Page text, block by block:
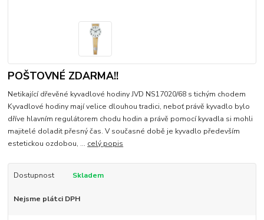
POŠTOVNÉ ZDARMA!!
Netikající dřevěné kyvadlové hodiny JVD NS17020/68 s tichým chodem
Kyvadlové hodiny mají velice dlouhou tradici, neboť právě kyvadlo bylo
dříve hlavním regulátorem chodu hodin a právě pomocí kyvadla si mohli
majitelé doladit přesný čas. V současné době je kyvadlo především
estetickou ozdobou, ... celý popis
Dostupnost Skladem
Nejsme plátci DPH